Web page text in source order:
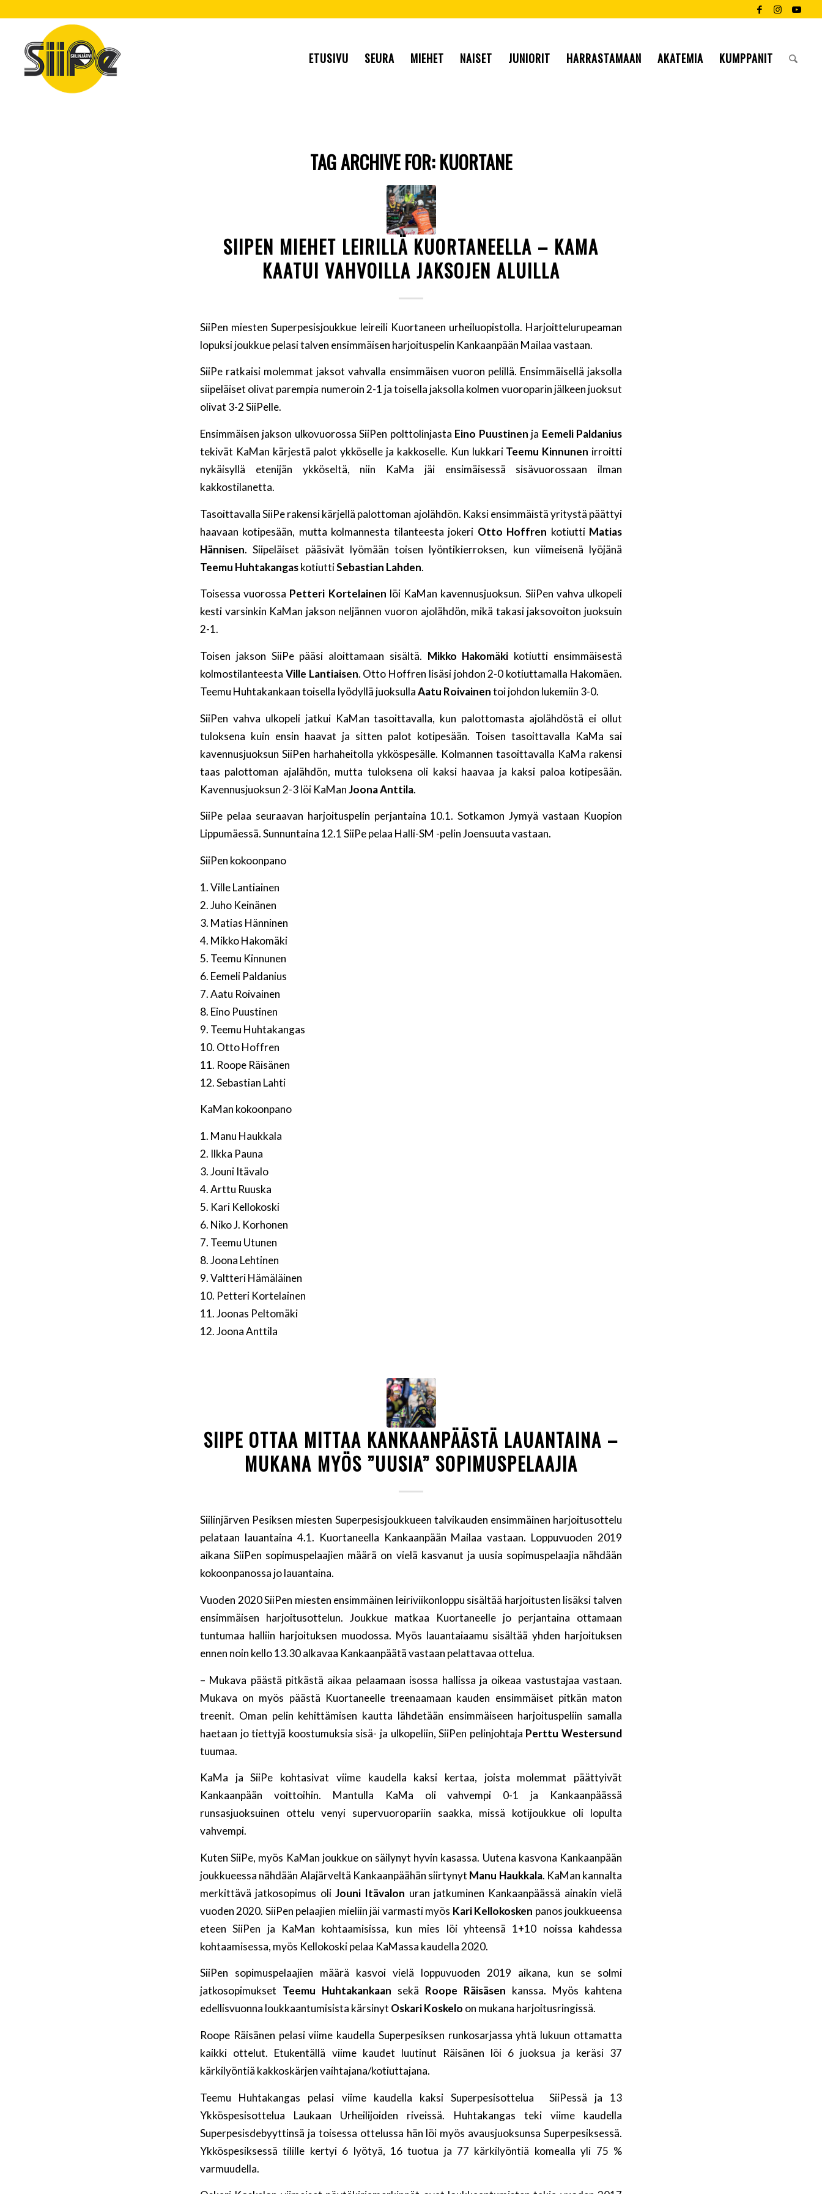
ETUSIVU SEURA MIEHET NAISET JUNIORIT HARRASTAMAAN AKATEMIA KUMPPANIT
TAG ARCHIVE FOR:KUORTANE
SIIPEN MIEHET LEIRILLÄ KUORTANEELLA – KAMA
KAATUI VAHVOILLA JAKSOJEN ALUILLA
SiiPen miesten Superpesisjoukkue leireili Kuortaneen urheiluopistolla. Harjoittelurupeaman
lopuksi joukkue pelasi talven ensimmäisen harjoituspelin Kankaanpään Mailaa vastaan.
SiiPe ratkaisi molemmat jaksot vahvalla ensimmäisen vuoron pelillä. Ensimmäisellä jaksolla
siipeläiset olivat parempia numeroin 2-1 ja toisella jaksolla kolmen vuoroparin jälkeen juoksut
olivat 3-2 SiiPelle.
Ensimmäisen jakson ulkovuorossa SiiPen polttolinjasta Eino Puustinen ja Eemeli Paldanius
tekivät KaMan kärjestä palot ykköselle ja kakkoselle. Kun lukkari Teemu Kinnunen irroitti
nykäisyllä etenijän ykköseltä, niin KaMa jäi ensimäisessä sisävuorossaan ilman
kakkostilanetta.
Tasoittavalla SiiPe rakensi kärjellä palottoman ajolähdön. Kaksi ensimmäistä yritystä päättyi
haavaan kotipesään, mutta kolmannesta tilanteesta jokeri Otto Hoffren kotiutti Matias
Hännisen. Siipeläiset pääsivät lyömään toisen lyöntikierroksen, kun viimeisenä lyöjänä
Teemu HuhtakangaskotiuttiSebastian Lahden.
Toisessa vuorossa Petteri Kortelainen löi KaMan kavennusjuoksun. SiiPen vahva ulkopeli
kesti varsinkin KaMan jakson neljännen vuoron ajolähdön, mikä takasi jaksovoiton juoksuin
2-1.
Toisen jakson SiiPe pääsi aloittamaan sisältä. Mikko Hakomäki kotiutti ensimmäisestä
kolmostilanteesta Ville Lantiaisen. Otto Hoffren lisäsi johdon 2-0 kotiuttamalla Hakomäen.
Teemu Huhtakankaan toisella lyödyllä juoksullaAatu Roivainentoi johdon lukemiin 3-0.
SiiPen vahva ulkopeli jatkui KaMan tasoittavalla, kun palottomasta ajolähdöstä ei ollut
tuloksena kuin ensin haavat ja sitten palot kotipesään. Toisen tasoittavalla KaMa sai
kavennusjuoksun SiiPen harhaheitolla ykköspesälle. Kolmannen tasoittavalla KaMa rakensi
taas palottoman ajalähdön, mutta tuloksena oli kaksi haavaa ja kaksi paloa kotipesään.
Kavennusjuoksun 2-3 löi KaManJoona Anttila.
SiiPe pelaa seuraavan harjoituspelin perjantaina 10.1. Sotkamon Jymyä vastaan Kuopion
Lippumäessä. Sunnuntaina 12.1 SiiPe pelaa Halli-SM -pelin Joensuuta vastaan.
SiiPen kokoonpano
1. Ville Lantiainen
2. Juho Keinänen
3. Matias Hänninen
4. Mikko Hakomäki
5. Teemu Kinnunen
6. Eemeli Paldanius
7. Aatu Roivainen
8. Eino Puustinen
9. Teemu Huhtakangas
10. Otto Hoffren
11. Roope Räisänen
12. Sebastian Lahti
KaMan kokoonpano
1. Manu Haukkala
2. Ilkka Pauna
3. Jouni Itävalo
4. Arttu Ruuska
5. Kari Kellokoski
6. Niko J. Korhonen
7. Teemu Utunen
8. Joona Lehtinen
9. Valtteri Hämäläinen
10. Petteri Kortelainen
11. Joonas Peltomäki
12. Joona Anttila
SIIPE OTTAA MITTAA KANKAANPÄÄSTÄ LAUANTAINA –
MUKANA MYÖS ”UUSIA” SOPIMUSPELAAJIA
Siilinjärven Pesiksen miesten Superpesisjoukkueen talvikauden ensimmäinen harjoitusottelu
pelataan lauantaina 4.1. Kuortaneella Kankaanpään Mailaa vastaan. Loppuvuoden 2019
aikana SiiPen sopimuspelaajien määrä on vielä kasvanut ja uusia sopimuspelaajia nähdään
kokoonpanossa jo lauantaina.
Vuoden 2020 SiiPen miesten ensimmäinen leiriviikonloppu sisältää harjoitusten lisäksi talven
ensimmäisen harjoitusottelun. Joukkue matkaa Kuortaneelle jo perjantaina ottamaan
tuntumaa halliin harjoituksen muodossa. Myös lauantaiaamu sisältää yhden harjoituksen
ennen noin kello 13.30 alkavaa Kankaanpäätä vastaan pelattavaa ottelua.
– Mukava päästä pitkästä aikaa pelaamaan isossa hallissa ja oikeaa vastustajaa vastaan.
Mukava on myös päästä Kuortaneelle treenaamaan kauden ensimmäiset pitkän maton
treenit. Oman pelin kehittämisen kautta lähdetään ensimmäiseen harjoituspeliin samalla
haetaan jo tiettyjä koostumuksia sisä- ja ulkopeliin, SiiPen pelinjohtaja Perttu Westersund
tuumaa.
KaMa ja SiiPe kohtasivat viime kaudella kaksi kertaa, joista molemmat päättyivät
Kankaanpään voittoihin. Mantulla KaMa oli vahvempi 0-1 ja Kankaanpäässä
runsasjuoksuinen ottelu venyi supervuoropariin saakka, missä kotijoukkue oli lopulta
vahvempi.
Kuten SiiPe, myös KaMan joukkue on säilynyt hyvin kasassa. Uutena kasvona Kankaanpään
joukkueessa nähdään Alajärveltä Kankaanpäähän siirtynyt Manu Haukkala. KaMan kannalta
merkittävä jatkosopimus oli Jouni Itävalon uran jatkuminen Kankaanpäässä ainakin vielä
vuoden 2020. SiiPen pelaajien mieliin jäi varmasti myös Kari Kellokosken panos joukkueensa
eteen SiiPen ja KaMan kohtaamisissa, kun mies löi yhteensä 1+10 noissa kahdessa
kohtaamisessa, myös Kellokoski pelaa KaMassa kaudella 2020.
SiiPen sopimuspelaajien määrä kasvoi vielä loppuvuoden 2019 aikana, kun se solmi
jatkosopimukset Teemu Huhtakankaan sekä Roope Räisäsen kanssa. Myös kahtena
edellisvuonna loukkaantumisista kärsinyt Oskari Koskelo on mukana harjoitusringissä.
Roope Räisänen pelasi viime kaudella Superpesiksen runkosarjassa yhtä lukuun ottamatta
kaikki ottelut. Etukentällä viime kaudet luutinut Räisänen löi 6 juoksua ja keräsi 37
kärkilyöntiä kakkoskärjen vaihtajana/kotiuttajana.
Teemu Huhtakangas pelasi viime kaudella kaksi Superpesisottelua SiiPessä ja 13
Ykköspesisottelua Laukaan Urheilijoiden riveissä. Huhtakangas teki viime kaudella
Superpesisdebyyttinsä ja toisessa ottelussa hän löi myös avausjuoksunsa Superpesiksessä.
Ykköspesiksessä tilille kertyi 6 lyötyä, 16 tuotua ja 77 kärkilyöntiä komealla yli 75 %
varmuudella.